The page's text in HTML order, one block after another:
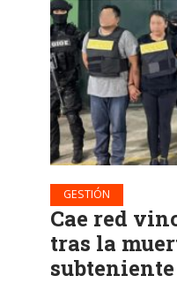
GESTIÓN
Cae red
tras la